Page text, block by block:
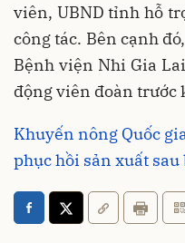
viên, UBND tỉnh hỗ
công tác. Bên cạnh
Bệnh viện Nhi Gia
động viên đoàn trước
Khuyến nông Quốc
phục hồi sản xuất sau